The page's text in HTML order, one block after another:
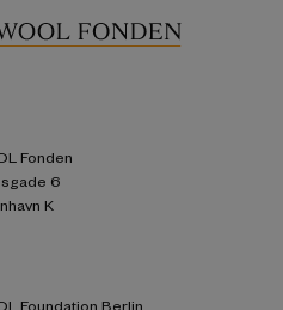
Fonden
6
K
Foundation Berlin